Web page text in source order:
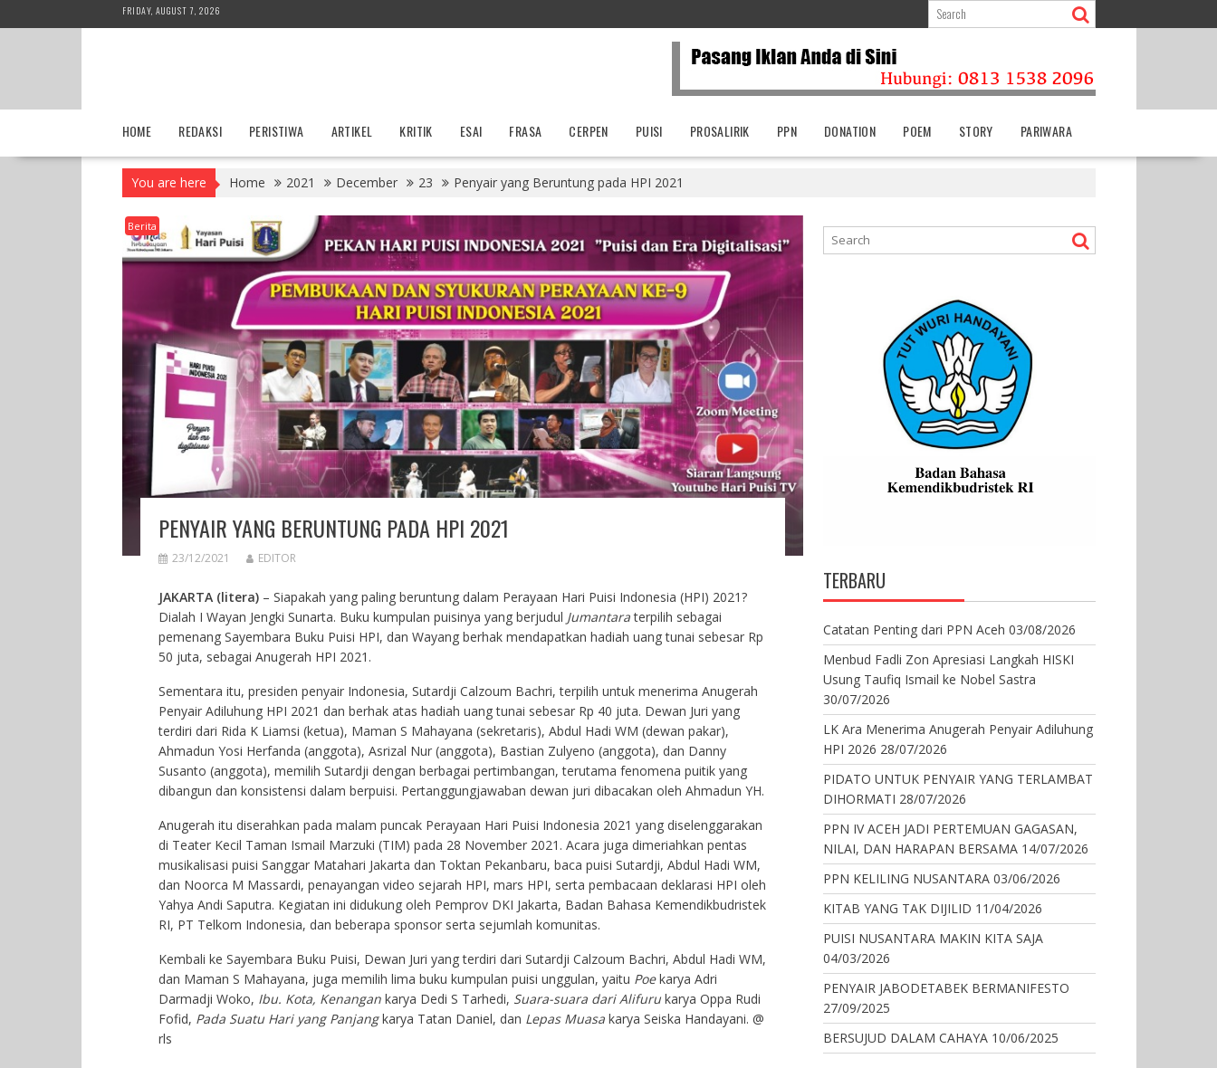
to
FRIDAY, AUGUST 7, 2026
HOME REDAKSI PERISTIWA ARTIKEL KRITIK ESAI FRASA CERPEN PUISI PROSALIRIK PPN DONATION POEM STORY PARIWARA
You are here Home 2021 December 23 Penyair yang Beruntung pada HPI 2021
Berita
PENYAIR YANG BERUNTUNG PADA HPI 2021
23/12/2021 EDITOR
JAKARTA (litera) – Siapakah yang paling beruntung dalam Perayaan Hari Puisi Indonesia (HPI) 2021?
Dialah I Wayan Jengki Sunarta. Buku kumpulan puisinya yang berjudul Jumantaraterpilih sebagai
pemenang Sayembara Buku Puisi HPI, dan Wayang berhak mendapatkan hadiah uang tunai sebesar Rp
50 juta, sebagai Anugerah HPI 2021.
Sementara itu, presiden penyair Indonesia, Sutardji Calzoum Bachri, terpilih untuk menerima Anugerah
Penyair Adiluhung HPI 2021 dan berhak atas hadiah uang tunai sebesar Rp 40 juta. Dewan Juri yang
terdiri dari Rida K Liamsi (ketua), Maman S Mahayana (sekretaris), Abdul Hadi WM (dewan pakar),
Ahmadun Yosi Herfanda (anggota), Asrizal Nur (anggota), Bastian Zulyeno (anggota), dan Danny
Susanto (anggota), memilih Sutardji dengan berbagai pertimbangan, terutama fenomena puitik yang
dibangun dan konsistensi dalam berpuisi. Pertanggungjawaban dewan juri dibacakan oleh Ahmadun YH.
Anugerah itu diserahkan pada malam puncak Perayaan Hari Puisi Indonesia 2021 yang diselenggarakan
di Teater Kecil Taman Ismail Marzuki (TIM) pada 28 November 2021. Acara juga dimeriahkan pentas
musikalisasi puisi Sanggar Matahari Jakarta dan Toktan Pekanbaru, baca puisi Sutardji, Abdul Hadi WM,
dan Noorca M Massardi, penayangan video sejarah HPI, mars HPI, serta pembacaan deklarasi HPI oleh
Yahya Andi Saputra. Kegiatan ini didukung oleh Pemprov DKI Jakarta, Badan Bahasa Kemendikbudristek
RI, PT Telkom Indonesia, dan beberapa sponsor serta sejumlah komunitas.
Kembali ke Sayembara Buku Puisi, Dewan Juri yang terdiri dari Sutardji Calzoum Bachri, Abdul Hadi WM,
dan Maman S Mahayana, juga memilih lima buku kumpulan puisi unggulan, yaitu Poekarya Adri
Darmadji Woko, Ibu. Kota, Kenangan karya Dedi S Tarhedi, Suara-suara dari Alifuru karya Oppa Rudi
Fofid, Pada Suatu Hari yang Panjangkarya Tatan Daniel, dan Lepas Muasa karya Seiska Handayani. @
rls
TERBARU
Catatan Penting dari PPN Aceh 03/08/2026
Menbud Fadli Zon Apresiasi Langkah HISKI
Usung Taufiq Ismail ke Nobel Sastra
30/07/2026
LK Ara Menerima Anugerah Penyair Adiluhung
HPI 2026 28/07/2026
PIDATO UNTUK PENYAIR YANG TERLAMBAT
DIHORMATI 28/07/2026
PPN IV ACEH JADI PERTEMUAN GAGASAN,
NILAI, DAN HARAPAN BERSAMA 14/07/2026
PPN KELILING NUSANTARA 03/06/2026
KITAB YANG TAK DIJILID 11/04/2026
PUISI NUSANTARA MAKIN KITA SAJA
04/03/2026
PENYAIR JABODETABEK BERMANIFESTO
27/09/2025
BERSUJUD DALAM CAHAYA 10/06/2025